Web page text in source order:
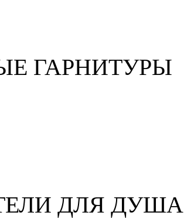
ГАРНИТУРЫ
ДЛЯ ДУША